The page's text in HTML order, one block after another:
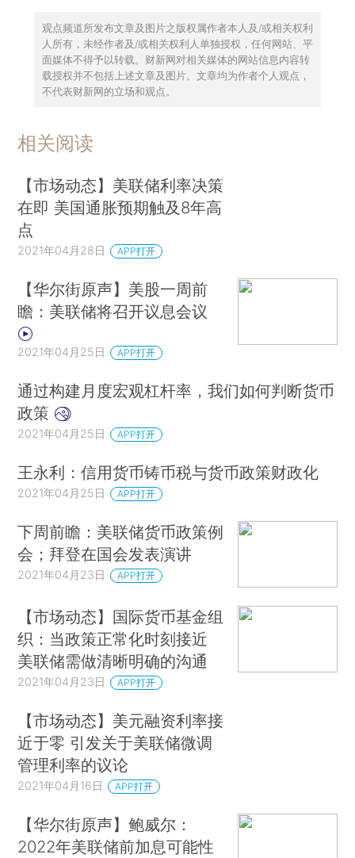
观点频道所发布文章及图片之版权属作者本人及/或相关权利
人所有，未经作者及/或相关权利人单独授权，任何网站、平
面媒体不得予以转载。财新网对相关媒体的网站信息内容转
载授权并不包括上述文章及图片。文章均为作者个人观点，
不代表财新网的立场和观点。
相关阅读
【市场动态】美联储利率决策
在即 美国通胀预期触及8年高
点
2021年04月28日 APP打开
【华尔街原声】美股一周前
瞻：美联储将召开议息会议
2021年04月25日 APP打开
通过构建月度宏观杠杆率，我们如何判断货币
政策
2021年04月25日 APP打开
王永利：信用货币铸币税与货币政策财政化
2021年04月25日 APP打开
下周前瞻：美联储货币政策例
会；拜登在国会发表演讲
2021年04月23日 APP打开
【市场动态】国际货币基金组
织：当政策正常化时刻接近
美联储需做清晰明确的沟通
2021年04月23日 APP打开
【市场动态】美元融资利率接
近于零 引发关于美联储微调
管理利率的议论
2021年04月16日 APP打开
【华尔街原声】鲍威尔：
2022年美联储前加息可能性